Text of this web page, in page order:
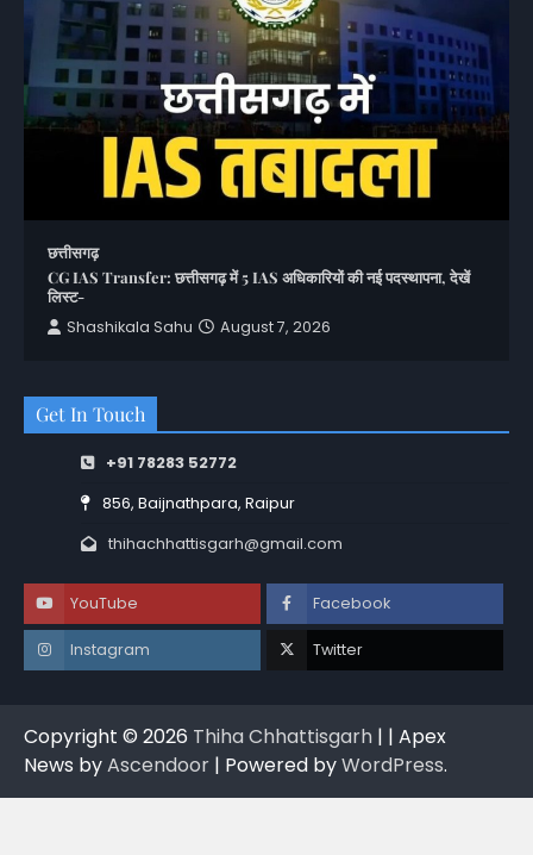
छत्तीसगढ़
CG IAS Transfer: छत्तीसगढ़ में 5 IAS अधिकारियों की नई पदस्थापना, देखें
लिस्ट-
Shashikala Sahu
August 7, 2026
Get In Touch
+91 78283 52772
856, Baijnathpara, Raipur
thihachhattisgarh@gmail.com
YouTube Facebook
Instagram Twitter
Copyright © 2026 Thiha Chhattisgarh | | Apex
News byAscendoor | Powered byWordPress.